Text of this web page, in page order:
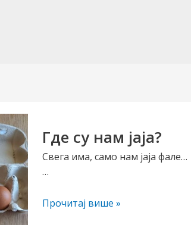
Где су нам јаја?
Свега има, само нам јаја фале…
…
Где
Прочитај више »